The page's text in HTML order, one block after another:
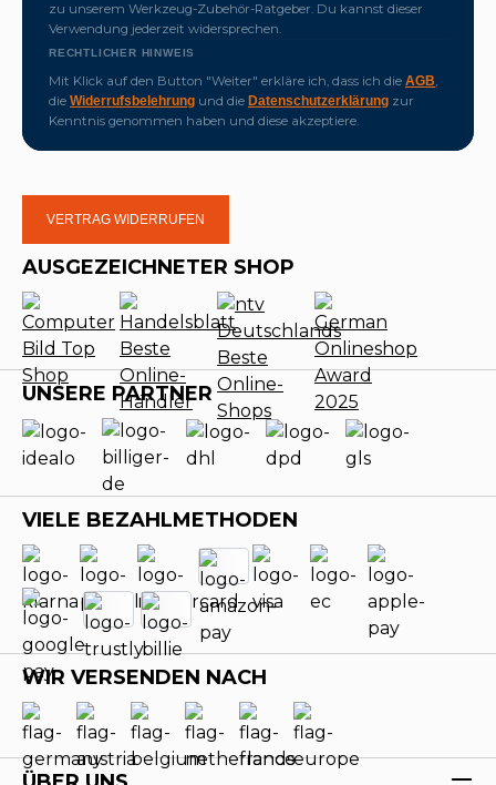
zu unserem Werkzeug-Zubehör-Ratgeber. Du kannst dieser
Verwendung jederzeit widersprechen.
RECHTLICHER HINWEIS
Mit Klick auf den Button "Weiter" erkläre ich, dass ich die AGB,
die Widerrufsbelehrung und die Datenschutzerklärung zur
Kenntnis genommen haben und diese akzeptiere.
VERTRAG WIDERRUFEN
AUSGEZEICHNETER SHOP
UNSERE PARTNER
VIELE BEZAHLMETHODEN
WIR VERSENDEN NACH